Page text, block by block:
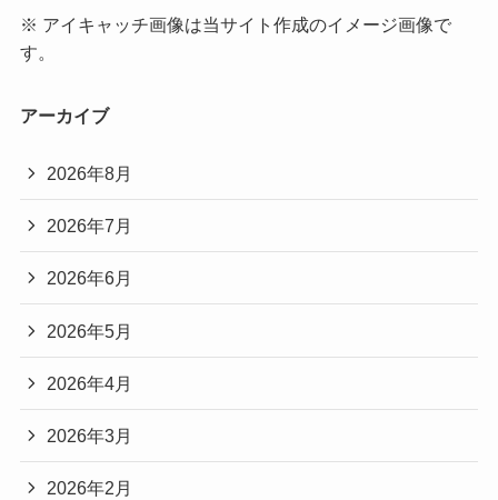
※ アイキャッチ画像は当サイト作成のイメージ画像で
す。
アーカイブ
2026年8月
2026年7月
2026年6月
2026年5月
2026年4月
2026年3月
2026年2月